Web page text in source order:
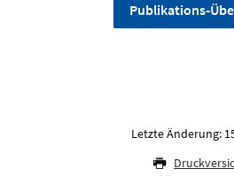
Publikations-
Letzte Änderung: